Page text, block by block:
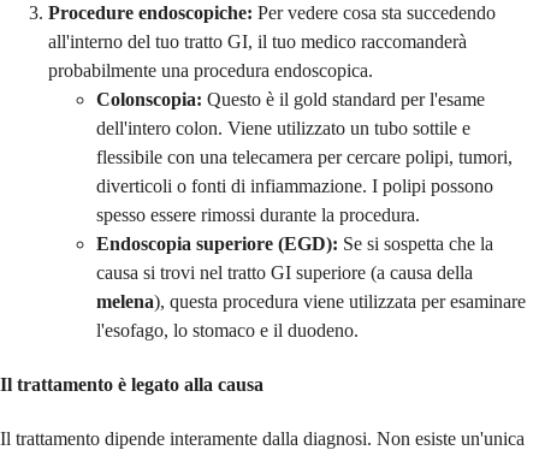
Procedure endoscopiche: Per vedere cosa sta succedendo
all'interno del tuo tratto GI, il tuo medico raccomanderà
probabilmente una procedura endoscopica.
Colonscopia: Questo è il gold standard per l'esame
dell'intero colon. Viene utilizzato un tubo sottile e
flessibile con una telecamera per cercare polipi, tumori,
diverticoli o fonti di infiammazione. I polipi possono
spesso essere rimossi durante la procedura.
Endoscopia superiore (EGD): Se si sospetta che la
causa si trovi nel tratto GI superiore (a causa della
melena), questa procedura viene utilizzata per esaminare
l'esofago, lo stomaco e il duodeno.
Il trattamento è legato alla causa
Il trattamento dipende interamente dalla diagnosi. Non esiste un'unica